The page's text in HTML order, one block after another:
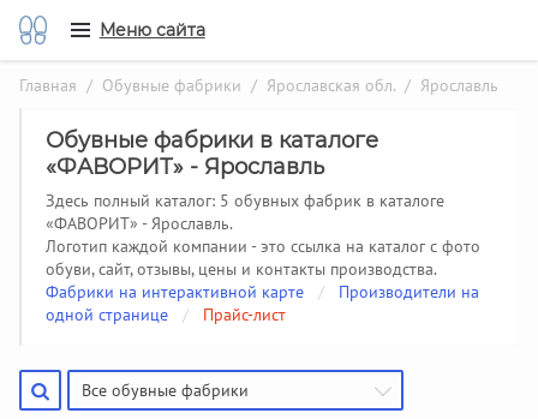
Меню сайта
Главная / Обувные фабрики / Ярославская обл. / Ярославль
Обувные фабрики в каталоге
«ФАВОРИТ» - Ярославль
Здесь полный каталог: 5 обувных фабрик в каталоге
«ФАВОРИТ» - Ярославль.
Логотип каждой компании - это ссылка на каталог с фото
обуви, сайт, отзывы, цены и контакты производства.
Фабрики на интерактивной карте
/
Производители на
одной странице
/ Прайс-лист
Все обувные фабрики